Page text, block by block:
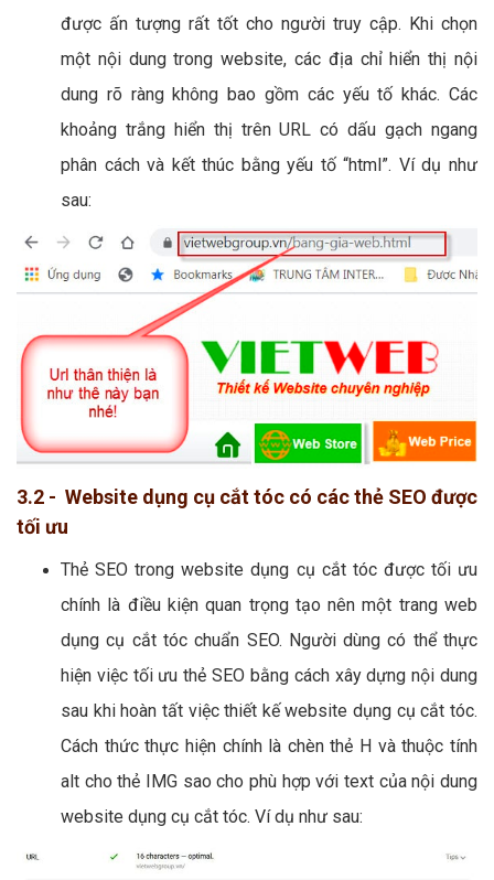
được ấn tượng rất tốt cho người truy cập. Khi chọn
một nội dung trong website, các địa chỉ hiển thị nội
dung rõ ràng không bao gồm các yếu tố khác. Các
khoảng trắng hiển thị trên URL có dấu gạch ngang
phân cách và kết thúc bằng yếu tố “html”. Ví dụ như
sau:
3.2 - Website dụng cụ cắt tóc có các thẻ SEO được
tối ưu
Thẻ SEO trong website dụng cụ cắt tóc được tối ưu
chính là điều kiện quan trọng tạo nên một trang web
dụng cụ cắt tóc chuẩn SEO. Người dùng có thể thực
hiện việc tối ưu thẻ SEO bằng cách xây dựng nội dung
sau khi hoàn tất việc thiết kế website dụng cụ cắt tóc.
Cách thức thực hiện chính là chèn thẻ H và thuộc tính
alt cho thẻ IMG sao cho phù hợp với text của nội dung
website dụng cụ cắt tóc. Ví dụ như sau: